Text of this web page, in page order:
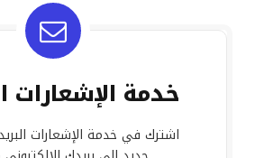
خدمة الإشعارات
اشترك في خدمة الإشعارات